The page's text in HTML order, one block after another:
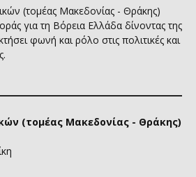
(τομέας Μακεδονίας - Θράκης)
για τη Βόρεια Ελλάδα δίνοντας της
φωνή και ρόλο στις πολιτικές και
(τομέας Μακεδονίας - Θράκης)